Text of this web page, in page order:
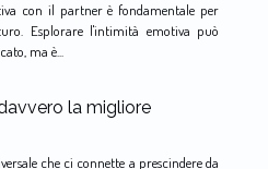
con il partner è fondamentale per
Esplorare l'intimità emotiva può
ma è...
la migliore
che ci connette a prescindere da